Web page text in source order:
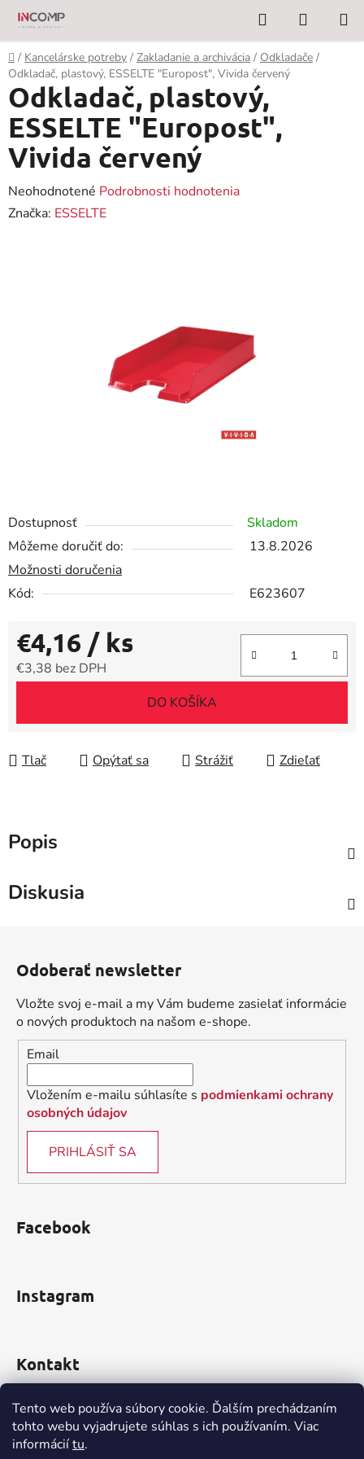
Tento web používa súbory cookie. Ďalším prechádzaním
tohto webu vyjadrujete súhlas s ich používaním. Viac
informáciítu.
Prejsť
obsah
Hľadať
KOŠÍK
Domov
/ Kancelárske potreby / Zakladanie a archivácia / Odkladače /
Odkladač, plastový, ESSELTE "Europost", Vivida červený
Dostupnosť
Skladom
Môžeme doručiť do:
13.8.2026
Možnosti doručenia
Kód:
E623607
€4,16 / ks
€3,38 bez DPH
DO KOŠÍKA
Tlač Opýtať sa Strážiť Zdieľať
Odkladač, plastový,
ESSELTE "Europost",
Vivida červený
Priemerné
hodnotenie
Neohodnotené Podrobnosti hodnotenia
Značka: ESSELTE
Popis
Diskusia
Odoberať newsletter
Vložte svoj e-mail a my Vám budeme zasielať informácie
o nových produktoch na našom e-shope.
Email
Vložením e-mailu súhlasíte s podmienkami ochrany
osobných údajov
PRIHLÁSIŤ SA
Facebook
Instagram
Kontakt
obchod@incomp.sk
0910 999 552